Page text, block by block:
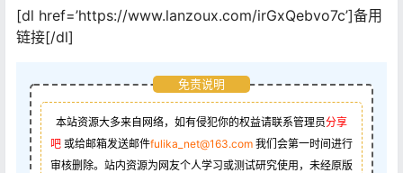
[dl href=’https://www.lanzoux.com/irGxQebvo7c’]备用
链接[/dl]
免责说明
本站资源大多来自网络，如有侵犯你的权益请联系管理员分享
吧 或给邮箱发送邮件fulika_net@163.com 我们会第一时间进行
审核删除。站内资源为网友个人学习或测试研究使用，未经原版